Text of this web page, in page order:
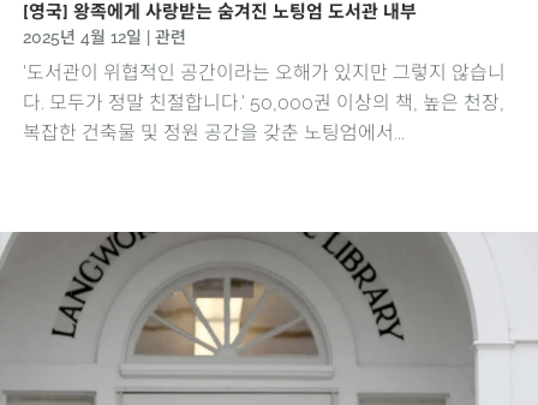
[영국] 왕족에게 사랑받는 숨겨진 노팅엄 도서관 내부
2025년 4월 12일 관련
'도서관이 위협적인 공간이라는 오해가 있지만 그렇지 않습니
다. 모두가 정말 친절합니다.' 50,000권 이상의 책, 높은 천장,
복잡한 건축물 및 정원 공간을 갖춘 노팅엄에서...